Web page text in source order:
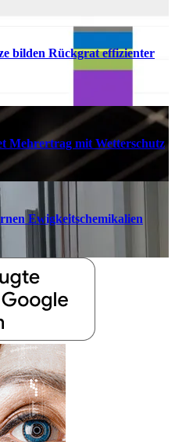
bilden Rückgrat effizienter
Mehrertrag mit Wetterschutz
Ewigkeitschemikalien